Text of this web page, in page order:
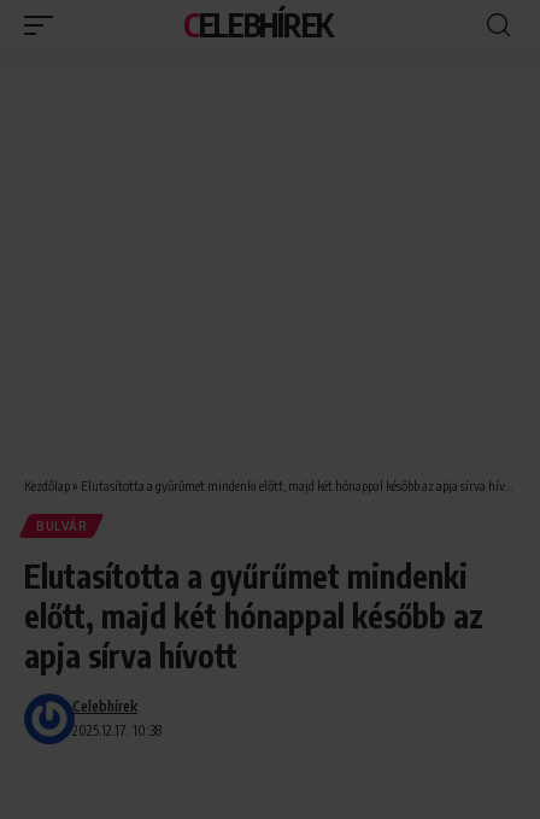
CELEBHÍREK
Kezdőlap» Elutasította a gyűrűmet mindenki előtt, majd két hónappal később az apja sírva hívott
BULVÁR
Elutasította a gyűrűmet mindenki
előtt, majd két hónappal később az
apja sírva hívott
2025.12.17. 10:38
Celebhírek